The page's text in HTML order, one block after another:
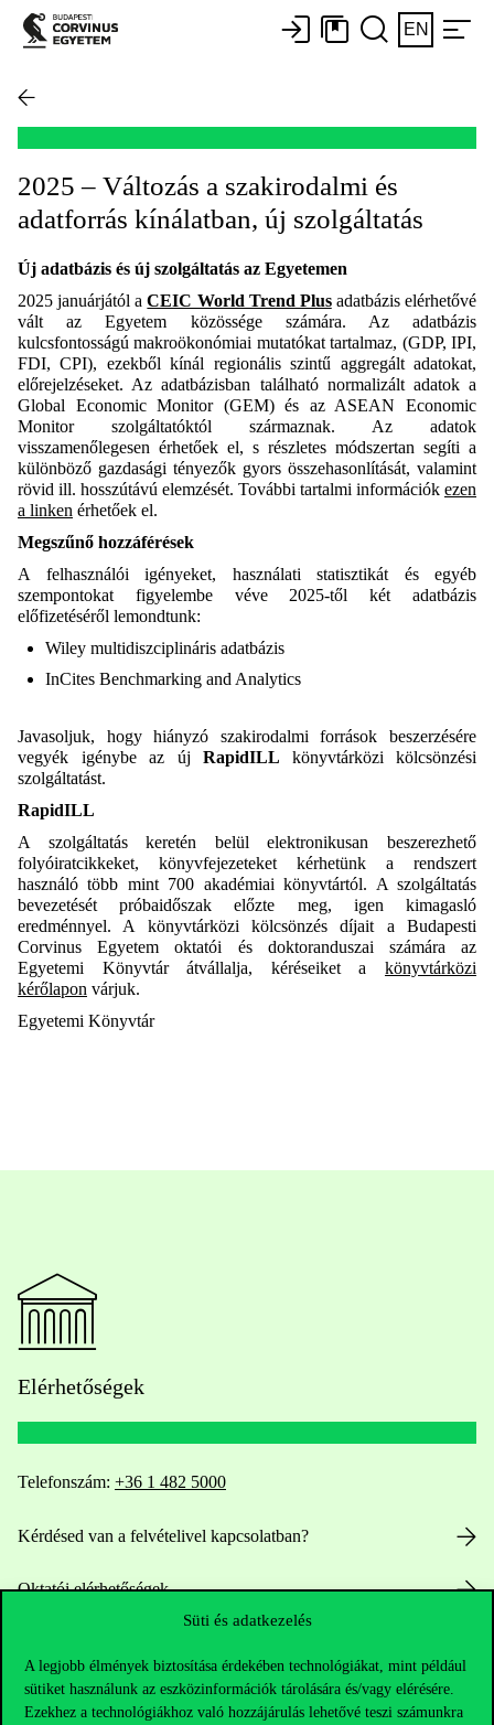
Süti és adatkezelés
A legjobb élmények biztosítása érdekében technológiákat, mint például
sütiket használunk az eszközinformációk tárolására és/vagy elérésére.
Ezekhez a technológiákhoz való hozzájárulás lehetővé teszi számunkra
EN
2025 – Változás a szakirodalmi és
adatforrás kínálatban, új szolgáltatás
Új adatbázis és új szolgáltatás az Egyetemen
2025 januárjától aCEIC World Trend Plusadatbázis elérhetővé
vált az Egyetem közössége számára. Az adatbázis
kulcsfontosságú makroökonómiai mutatókat tartalmaz, (GDP, IPI,
FDI, CPI), ezekből kínál regionális szintű aggregált adatokat,
előrejelzéseket. Az adatbázisban található normalizált adatok a
Global Economic Monitor (GEM) és az ASEAN Economic
Monitor szolgáltatóktól származnak. Az adatok
visszamenőlegesen érhetőek el, s részletes módszertan segíti a
különböző gazdasági tényezők gyors összehasonlítását, valamint
rövid ill. hosszútávú elemzését. További tartalmi információk ezen
a linken érhetőek el.
Megszűnő hozzáférések
A felhasználói igényeket, használati statisztikát és egyéb
szempontokat figyelembe véve 2025-től két adatbázis
előfizetéséről lemondtunk:
Wiley multidiszciplináris adatbázis
InCites Benchmarking and Analytics
Javasoljuk, hogy hiányzó szakirodalmi források beszerzésére
vegyék igénybe az új RapidILL könyvtárközi kölcsönzési
szolgáltatást.
RapidILL
A szolgáltatás keretén belül elektronikusan beszerezhető
folyóiratcikkeket, könyvfejezeteket kérhetünk a rendszert
használó több mint 700 akadémiai könyvtártól. A szolgáltatás
bevezetését próbaidőszak előzte meg, igen kimagasló
eredménnyel. A könyvtárközi kölcsönzés díjait a Budapesti
Corvinus Egyetem oktatói és doktoranduszai számára az
Egyetemi Könyvtár átvállalja, kéréseiket a könyvtárközi
kérőlapon várjuk.
Egyetemi Könyvtár
Elérhetőségek
Telefonszám: +36 1 482 5000
Kérdésed van a felvételivel kapcsolatban?
Oktatói elérhetőségek
Sajtó:press@uni-corvinus.hu